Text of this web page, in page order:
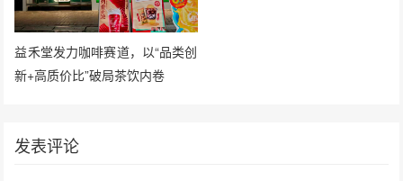
益禾堂发力咖啡赛道，以“品类创
新+高质价比”破局茶饮内卷
发表评论